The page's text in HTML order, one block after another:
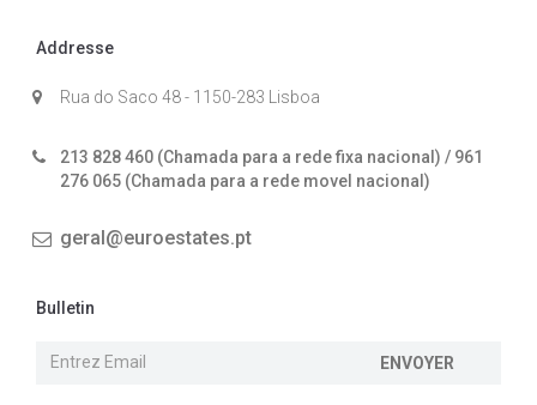
Addresse
Rua do Saco 48 - 1150-283 Lisboa
213 828 460 (Chamada para a rede fixa nacional) / 961
276 065 (Chamada para a rede movel nacional)
geral@euroestates.pt
Bulletin
ENVOYER